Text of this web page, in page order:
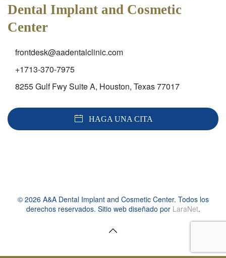
Dental Implant and Cosmetic
Center
frontdesk@aadentalclinic.com
+1713-370-7975
8255 Gulf Fwy Suite A, Houston, Texas 77017
HAGA UNA CITA
© 2026 A&A Dental Implant and Cosmetic Center. Todos los
derechos reservados. Sitio web diseñado por LaraNet.